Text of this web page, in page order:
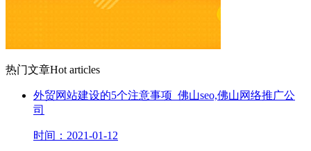
热门文章Hot articles
外贸网站建设的5个注意事项_佛山seo,佛山网络推广公
司
时间：2021-01-12